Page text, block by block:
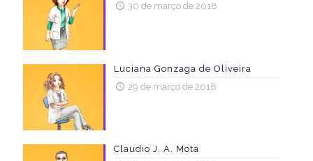
30 de março de 2018
Luciana Gonzaga de Oliveira
29 de março de 2018
Claudio J. A. Mota